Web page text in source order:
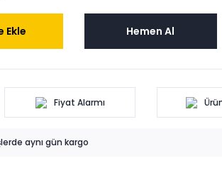
Ekle Hemen Al
Fiyat Alarmı
aynı gün kargo